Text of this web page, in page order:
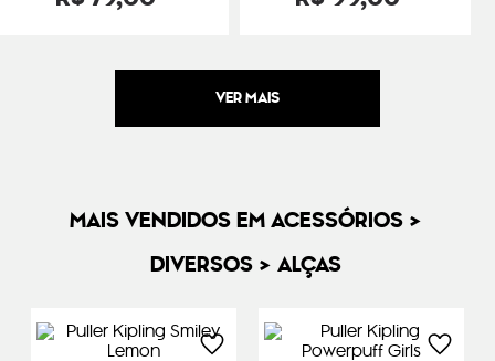
MAIS VENDIDOS EM ACESSÓRIOS >
DIVERSOS > ALÇAS